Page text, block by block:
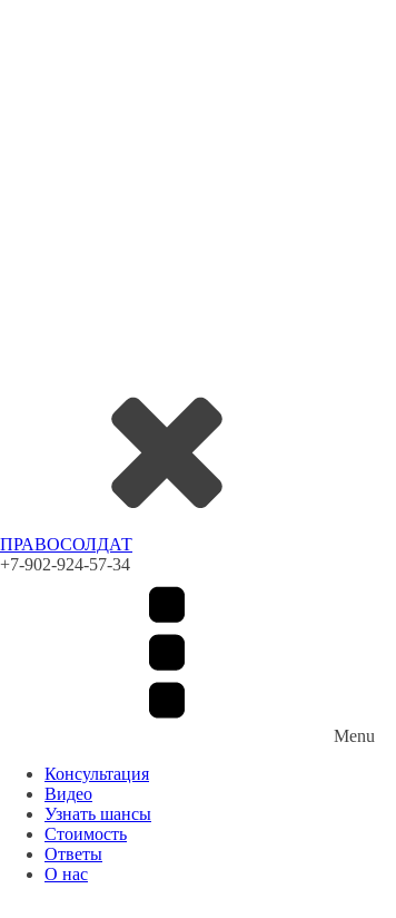
ПРАВОСОЛДАТ
+7-902-924-57-34
Menu
Консультация
Видео
Узнать шансы
Стоимость
Ответы
О нас